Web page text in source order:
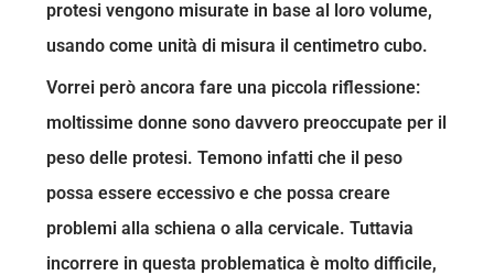
protesi vengono misurate in base al loro volume,
usando come unità di misura il centimetro cubo.
Vorrei però ancora fare una piccola riflessione:
moltissime donne sono davvero preoccupate per il
peso delle protesi. Temono infatti che il peso
possa essere eccessivo e che possa creare
problemi alla schiena o alla cervicale. Tuttavia
incorrere in questa problematica è molto difficile,